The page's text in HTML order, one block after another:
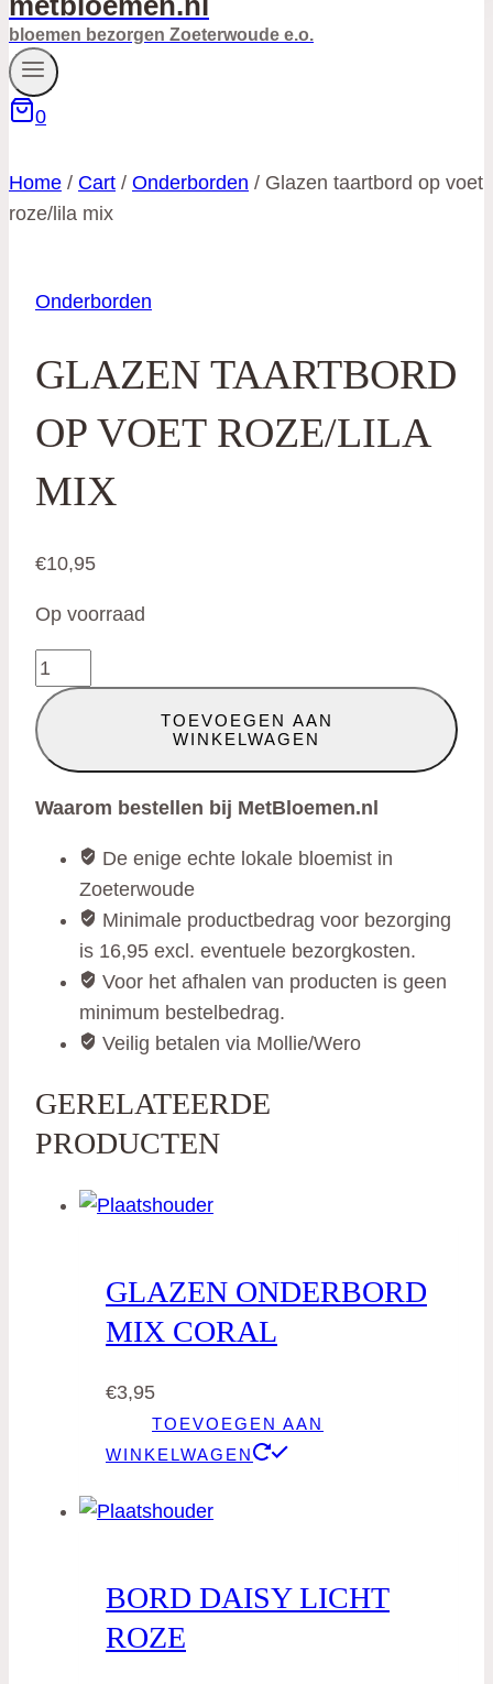
bloemen bezorgen Zoeterwoude e.o.
0
Home / Cart / Onderborden / Glazen taartbord op voet
roze/lila mix
Onderborden
GLAZEN TAARTBORD
OP VOET ROZE/LILA
MIX
€10,95
Op voorraad
Glazen
taartbord
op
voet
mix
aantal
TOEVOEGEN AAN
WINKELWAGEN
Waarom bestellen bij MetBloemen.nl
De enige echte lokale bloemist in
Zoeterwoude
Minimale productbedrag voor bezorging
is 16,95 excl. eventuele bezorgkosten.
Voor het afhalen van producten is geen
minimum bestelbedrag.
Veilig betalen via Mollie/Wero
GERELATEERDE
PRODUCTEN
GLAZEN ONDERBORD
MIX CORAL
€3,95
TOEVOEGEN AAN
WINKELWAGEN
BORD DAISY LICHT
ROZE